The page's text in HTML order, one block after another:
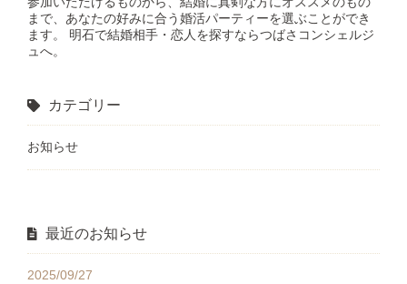
まで、あなたの好みに合う婚活パーティーを選ぶことができ
ます。 明石で結婚相手・恋人を探すならつばさコンシェルジ
ュへ。
カテゴリー
お知らせ
最近のお知らせ
2025/09/27